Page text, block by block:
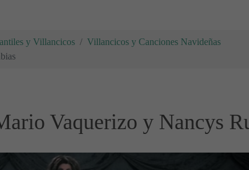
y Villancicos
Villancicos y Canciones Navideñas
Vaquerizo y Nancys